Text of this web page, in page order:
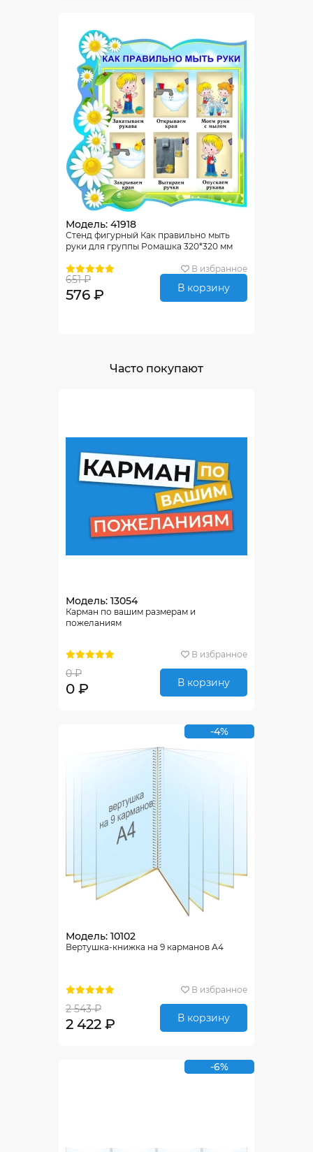
Модель: 41918
Стенд фигурный Как правильно мыть
руки для группы Ромашка 320*320 мм
В избранное
651 ₽
576 ₽ В корзину
Часто покупают
Модель: 13054
Карман по вашим размерам и
пожеланиям
В избранное
0 ₽
0 ₽ В корзину
-4%
Модель: 10102
Вертушка-книжка на 9 карманов А4
В избранное
2 543 ₽
2 422 ₽ В корзину
-6%